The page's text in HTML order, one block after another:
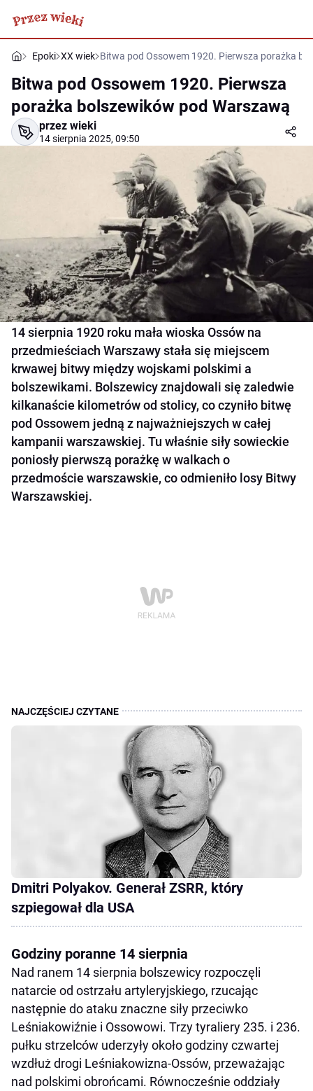
Epoki XX wiek Bitwa pod Ossowem 1920. Pierwsza porażka
Bitwa pod Ossowem 1920. Pierwsza
porażka bolszewików pod Warszawą
przez wieki
14 sierpnia 2025, 09:50
14 sierpnia 1920 roku mała wioska Ossów na
przedmieściach Warszawy stała się miejscem
krwawej bitwy między wojskami polskimi a
bolszewikami. Bolszewicy znajdowali się zaledwie
kilkanaście kilometrów od stolicy, co czyniło bitwę
pod Ossowem jedną z najważniejszych w całej
kampanii warszawskiej. Tu właśnie siły sowieckie
poniosły pierwszą porażkę w walkach o
przedmoście warszawskie, co odmieniło losy Bitwy
Warszawskiej.
Dmitri Polyakov. Generał ZSRR, który
szpiegował dla USA
Godziny poranne 14 sierpnia
Nad ranem 14 sierpnia bolszewicy rozpoczęli
natarcie od ostrzału artyleryjskiego, rzucając
następnie do ataku znaczne siły przeciwko
Leśniakowiźnie i Ossowowi. Trzy tyraliery 235. i 236.
pułku strzelców uderzyły około godziny czwartej
wzdłuż drogi Leśniakowizna-Ossów, przeważając
nad polskimi obrońcami. Równocześnie oddziały